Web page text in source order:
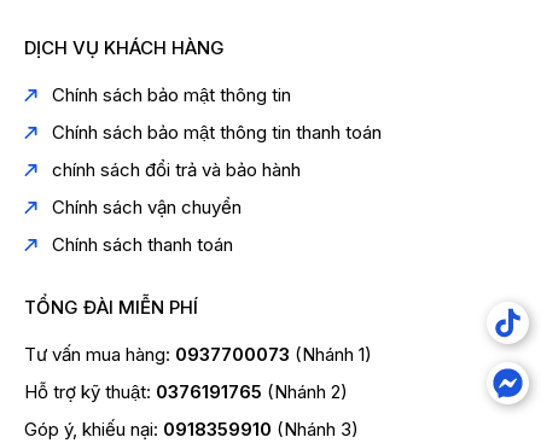
suất:
sấy:
Chất
liệu
lồng
sấy:
Thép không gỉ
chương12 chương trình sấy
năng
sấy:
ReverseTumbling: Sấy đảo chiều chống nhăn.
ColourCare: Giữ trang phục bền màu lâu hơn.
Extra Anticrease: Tăng cường chống nhăn.
Fast Cycles: Chu trình sấy nhanh.
Loại
DỊCH VỤ KHÁCH HÀNG
Chính sách bảo mật thông tin
Chính sách bảo mật thông tin thanh toán
chính sách đổi trả và bảo hành
Chính sách vận chuyển
Chính sách thanh toán
TỔNG ĐÀI MIỄN PHÍ
Tư vấn mua hàng: 0937700073 (Nhánh 1)
Hỗ trợ kỹ thuật: 0376191765 (Nhánh 2)
Góp ý, khiếu nại: 0918359910 (Nhánh 3)